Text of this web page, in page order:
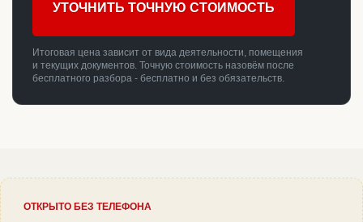
УТОЧНИТЬ ТОЧНУЮ СТОИМОСТЬ
Итоговая цена зависит от вида деятельности, помещения
и текущих документов. Точную стоимость назовём после
бесплатного разбора - бесплатно и без обязательств.
ОТКРЫТО БЕЗ ТЕЛЕФОНА